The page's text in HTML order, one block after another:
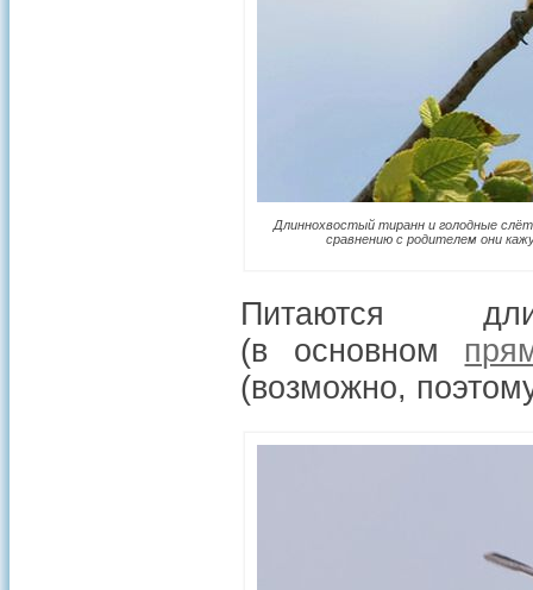
Длиннохвостый тиранн и голодные
сравнению с родителем они
Питаются
(в основном
(возможно,